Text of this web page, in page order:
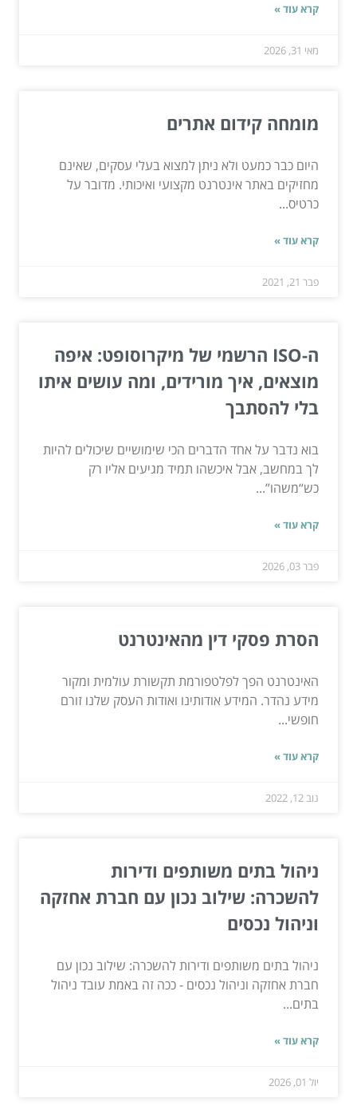
קרא עוד »
מאי 31, 2026
מומחה קידום אתרים
היום כבר כמעט ולא ניתן למצוא בעלי עסקים, שאינם
מחזיקים באתר אינטרנט מקצועי ואיכותי. מדובר על
כרטיס...
קרא עוד »
פבר 21, 2021
ה-ISO הרשמי של מיקרוסופט: איפה
מוצאים, איך מורידים, ומה עושים איתו
בלי להסתבך
בוא נדבר על אחד הדברים הכי שימושיים שיכולים להיות
לך במחשב, אבל איכשהו תמיד מגיעים אליו רק
כש“משהו”...
קרא עוד »
פבר 03, 2026
הסרת פסקי דין מהאינטרנט
האינטרנט הפך לפלטפורמת תקשורת עולמית ומקור
מידע נהדר. המידע אודותינו ואודות העסק שלנו זורם
חופשי...
קרא עוד »
נוב 12, 2022
ניהול בתים משותפים ודירות
להשכרה: שילוב נכון עם חברת אחזקה
וניהול נכסים
ניהול בתים משותפים ודירות להשכרה: שילוב נכון עם
חברת אחזקה וניהול נכסים - ככה זה באמת עובד ניהול
בתים...
קרא עוד »
יול 01, 2026